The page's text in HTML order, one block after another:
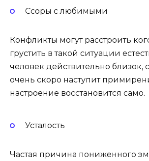
Ссоры с любимыми
Конфликты могут расстроить
грустить в такой ситуации
человек действительно близок,
очень скоро наступит
настроение восстановится само.
Усталость
Частая причина пониженного